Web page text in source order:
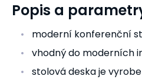
Popis a
moderní konferenční
vhodný do moderních
stolová deska je